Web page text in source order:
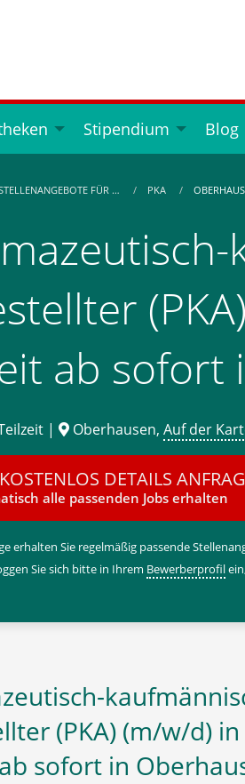
Stipendium Blog
FÜR … PKA
ab sofort
| Oberhausen, Auf der
DETAILS
alle passenden Jobs erhalten
erhalten Sie regelmäßig passende
Sie sich bitte in Ihrem Bewerberprofil
(PKA) (m/w/d)
sofort in